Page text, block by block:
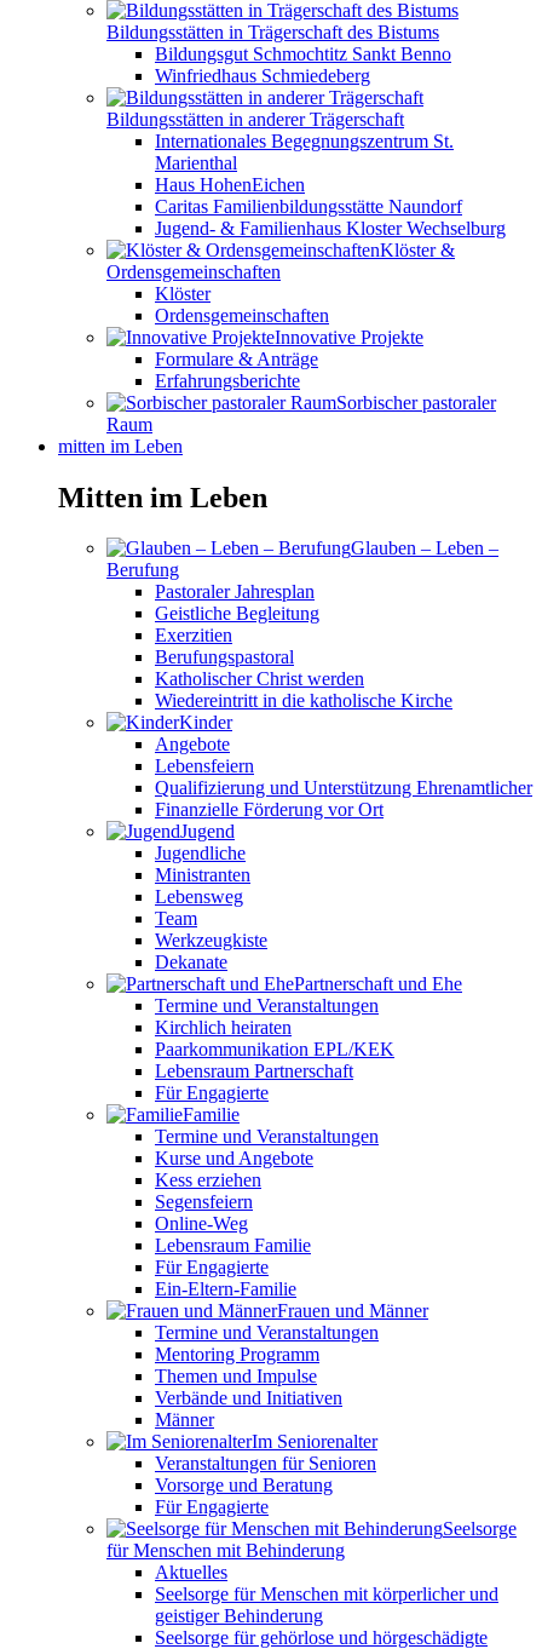
Bildungsstätten in Trägerschaft des Bistums
Bildungsgut Schmochtitz Sankt Benno
Winfriedhaus Schmiedeberg
Bildungsstätten in anderer Trägerschaft
Internationales Begegnungszentrum St.
Marienthal
Haus HohenEichen
Caritas Familienbildungsstätte Naundorf
Jugend- & Familienhaus Kloster Wechselburg
Klöster &
Ordensgemeinschaften
Klöster
Ordensgemeinschaften
Innovative Projekte
Formulare & Anträge
Erfahrungsberichte
Sorbischer pastoraler
Raum
mitten im Leben
Mitten im Leben
Glauben – Leben –
Berufung
Pastoraler Jahresplan
Geistliche Begleitung
Exerzitien
Berufungspastoral
Katholischer Christ werden
Wiedereintritt in die katholische Kirche
Kinder
Angebote
Lebensfeiern
Qualifizierung und Unterstützung Ehrenamtlicher
Finanzielle Förderung vor Ort
Jugend
Jugendliche
Ministranten
Lebensweg
Team
Werkzeugkiste
Dekanate
Partnerschaft und Ehe
Termine und Veranstaltungen
Kirchlich heiraten
Paarkommunikation EPL/KEK
Lebensraum Partnerschaft
Für Engagierte
Familie
Termine und Veranstaltungen
Kurse und Angebote
Kess erziehen
Segensfeiern
Online-Weg
Lebensraum Familie
Für Engagierte
Ein-Eltern-Familie
Frauen und Männer
Termine und Veranstaltungen
Mentoring Programm
Themen und Impulse
Verbände und Initiativen
Männer
Im Seniorenalter
Veranstaltungen für Senioren
Vorsorge und Beratung
Für Engagierte
Seelsorge
für Menschen mit Behinderung
Aktuelles
Seelsorge für Menschen mit körperlicher und
geistiger Behinderung
Seelsorge für gehörlose und hörgeschädigte